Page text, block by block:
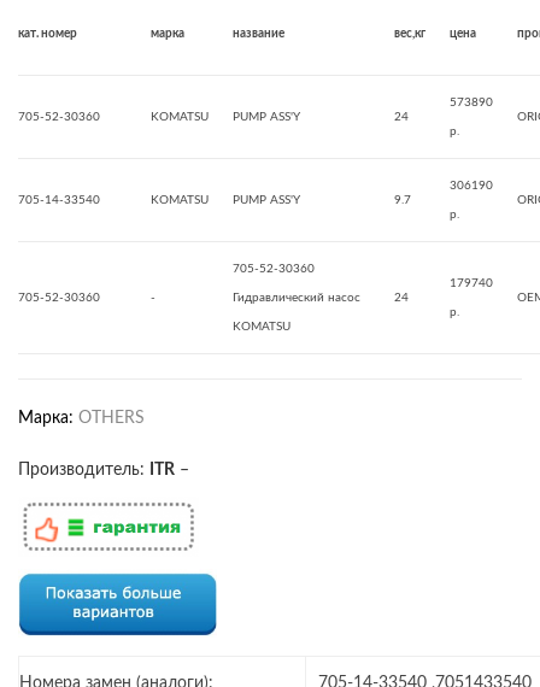
кат. номер марка название вес,кг цена
705-52-30360 KOMATSU PUMP ASS'Y 24
573890
р.
705-14-33540 KOMATSU PUMP ASS'Y 9.7
306190
р.
705-52-30360 -
705-52-30360
Гидравлический насос
KOMATSU
24
179740
р.
Марка: OTHERS
Производитель: ITR –